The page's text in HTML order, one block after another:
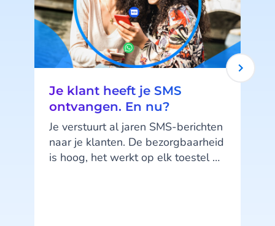
Je klant heeft je SMS
ontvangen. En nu?
Je verstuurt al jaren SMS-berichten
naar je klanten. De bezorgbaarheid
is hoog, het werkt op elk toestel en